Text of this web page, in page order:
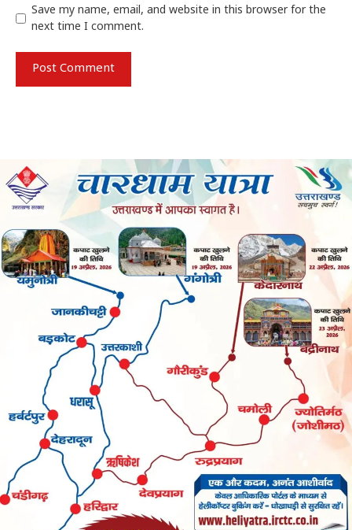
Save my name, email, and website in this browser for the
next time I comment.